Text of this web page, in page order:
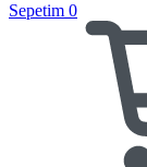
Sepetim 0